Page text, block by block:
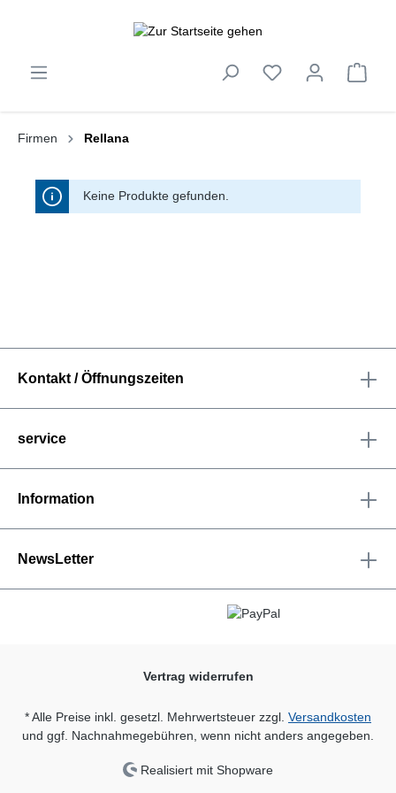
Firmen Rellana
Keine Produkte gefunden.
Kontakt / Öffnungszeiten
service
Information
NewsLetter
Vertrag widerrufen
* Alle Preise inkl. gesetzl. Mehrwertsteuer zzgl. Versandkosten
und ggf. Nachnahmegebühren, wenn nicht anders angegeben.
Realisiert mit Shopware